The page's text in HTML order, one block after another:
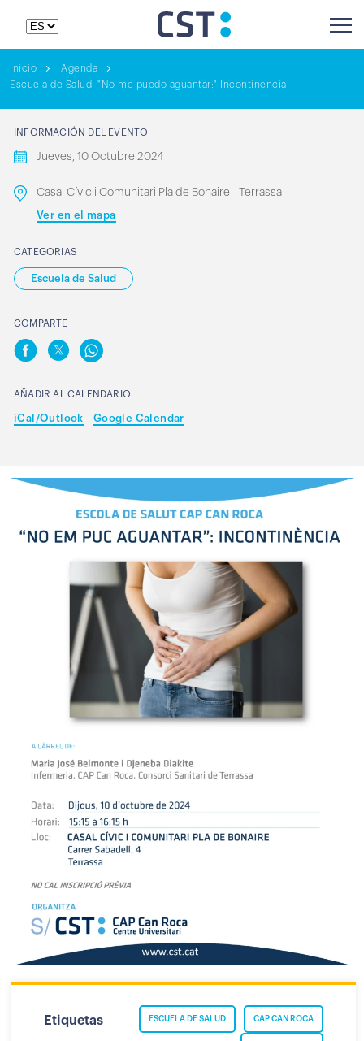
Inicio
Agenda
Escuela de Salud. "No me puedo aguantar:" Incontinencia
INFORMACIÓN DEL EVENTO
Jueves, 10 Octubre 2024
Casal Cívic i Comunitari Pla de Bonaire - Terrassa
Ver en el mapa
CATEGORIAS
Escuela de Salud
COMPARTE
AÑADIR AL CALENDARIO
iCal/Outlook Google Calendar
Etiquetas CAP CAN ROCA
ESCUELA DE SALUD